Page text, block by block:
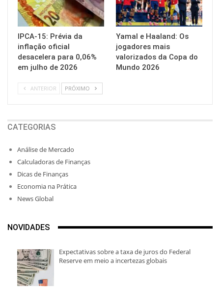
IPCA-15: Prévia da
inflação oficial
desacelera para 0,06%
em julho de 2026
Yamal e Haaland: Os
jogadores mais
valorizados da Copa do
Mundo 2026
ANTERIOR PRÓXIMO
CATEGORIAS
Análise de Mercado
Calculadoras de Finanças
Dicas de Finanças
Economia na Prática
News Global
NOVIDADES
Expectativas sobre a taxa de juros do Federal
Reserve em meio a incertezas globais